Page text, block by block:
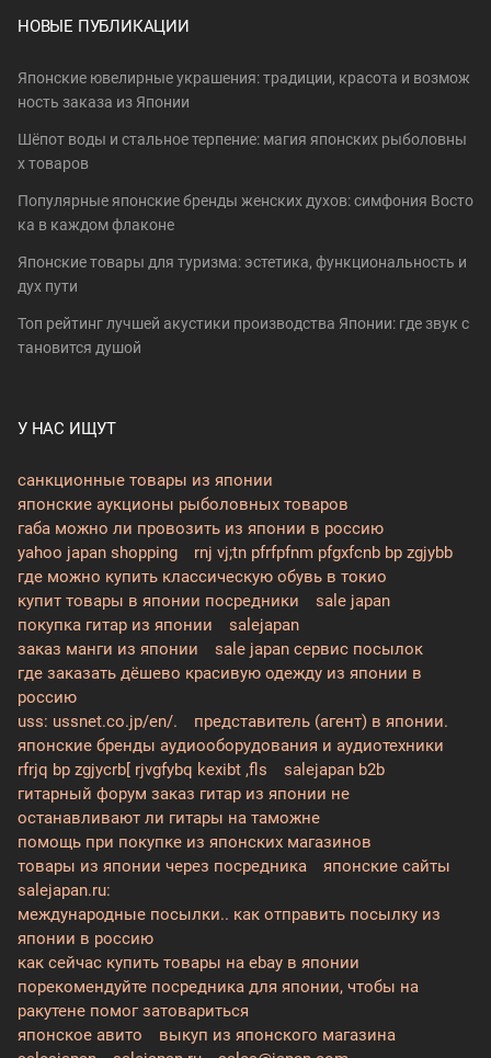
НОВЫЕ ПУБЛИКАЦИИ
Японские ювелирные украшения: традиции, красота и возмож
ность заказа из Японии
Шёпот воды и стальное терпение: магия японских рыболовны
х товаров
Популярные японские бренды женских духов: симфония Восто
ка в каждом флаконе
Японские товары для туризма: эстетика, функциональность и
дух пути
Топ рейтинг лучшей акустики производства Японии: где звук с
тановится душой
У НАС ИЩУТ
санкционные товары из японии
японские аукционы рыболовных товаров
габа можно ли провозить из японии в россию
yahoo japan shopping
rnj vj;tn pfrfpfnm pfgxfcnb bp zgjybb
где можно купить классическую обувь в токио
купит товары в японии посредники
sale japan
покупка гитар из японии
salejapan
заказ манги из японии
sale japan сервис посылок
где заказать дёшево красивую одежду из японии в
россию
uss: ussnet.co.jp/en/.
представитель (агент) в японии.
японские бренды аудиооборудования и аудиотехники
rfrjq bp zgjycrb[ rjvgfybq kexibt ,fls
salejapan b2b
гитарный форум заказ гитар из японии не
останавливают ли гитары на таможне
помощь при покупке из японских магазинов
товары из японии через посредника
японские сайты
salejapan.ru:
международные посылки.. как отправить посылку из
японии в россию
как сейчас купить товары на ebay в японии
порекомендуйте посредника для японии, чтобы на
ракутене помог затовариться
японское авито
выкуп из японского магазина